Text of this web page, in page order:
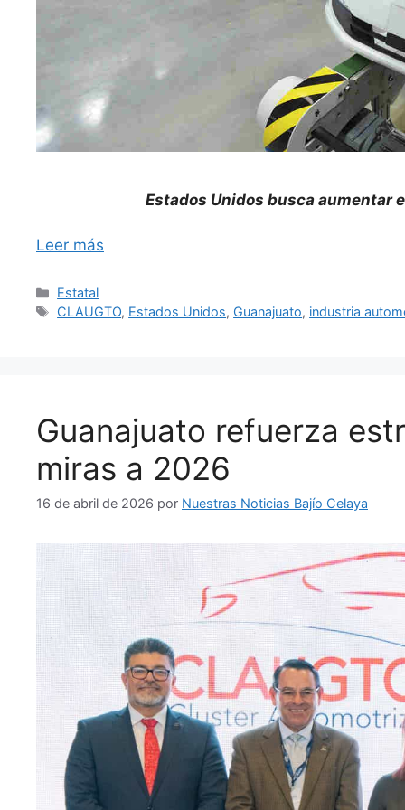
Estados Unidos busca aumentar
Leer más
Categorías
Estatal
Etiquetas
CLAUGTO, Estados Unidos, Guanajuato, industria
Guanajuato refuerza
miras a 2026
16 de abril de 2026 por Nuestras Noticias Bajío Celaya